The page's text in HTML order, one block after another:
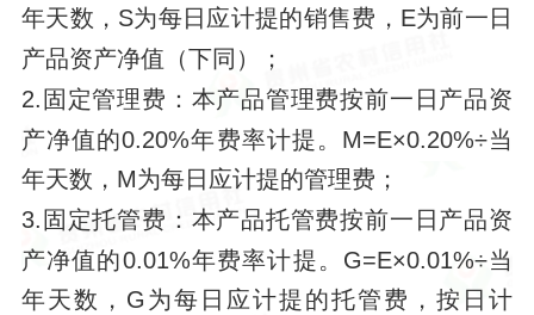
年天数，S为每日应计提的销售费，E为前一日
产品资产净值（下同）；
2.固定管理费：本产品管理费按前一日产品资
产净值的0.20%年费率计提。M=E×0.20%÷当
年天数，M为每日应计提的管理费；
3.固定托管费：本产品托管费按前一日产品资
产净值的0.01%年费率计提。G=E×0.01%÷当
年天数，G为每日应计提的托管费，按日计